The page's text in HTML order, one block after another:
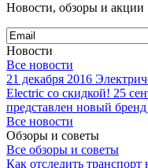
Новости, обзоры и акции
Новости
Все новости
21 декабря 2016
Electric со скидкой! 25
представлен новый
Все новости
Обзоры и советы
Все обзоры и советы
Как отследить транспорт